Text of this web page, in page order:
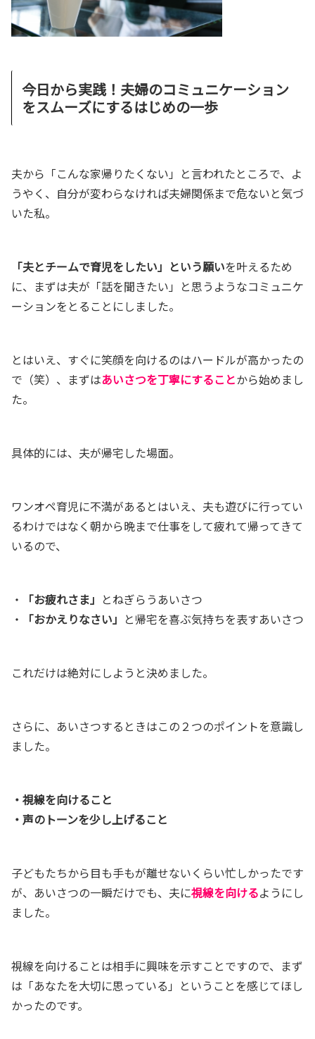
今日から実践！夫婦のコミュニケーション
をスムーズにするはじめの一歩
夫から「こんな家帰りたくない」と言われたところで、よ
うやく、自分が変わらなければ夫婦関係まで危ないと気づ
いた私。
「夫とチームで育児をしたい」という願いを叶えるため
に、まずは夫が「話を聞きたい」と思うようなコミュニケ
ーションをとることにしました。
とはいえ、すぐに笑顔を向けるのはハードルが高かったの
で（笑）、まずはあいさつを丁寧にすることから始めまし
た。
具体的には、夫が帰宅した場面。
ワンオペ育児に不満があるとはいえ、夫も遊びに行ってい
るわけではなく朝から晩まで仕事をして疲れて帰ってきて
いるので、
・ 「お疲れさま」 とねぎらうあいさつ
・
「おかえりなさい」 と帰宅を喜ぶ気持ちを表すあいさつ
これだけは絶対にしようと決めました。
さらに、あいさつするときはこの２つのポイントを意識し
ました。
・視線を向けること
・声のトーンを少し上げること
子どもたちから目も手もが離せないくらい忙しかったです
が、あいさつの一瞬だけでも、夫に視線を向けるようにし
ました。
視線を向けることは相手に興味を示すことですので、まず
は「あなたを大切に思っている」ということを感じてほし
かったのです。